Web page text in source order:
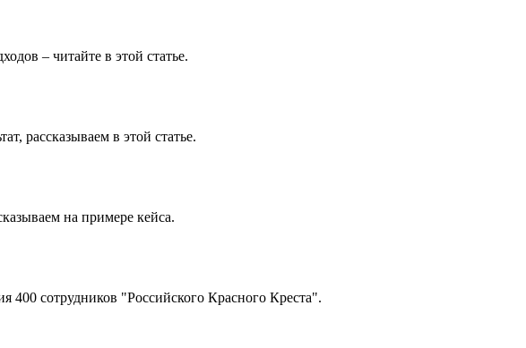
– читайте в этой статье.
рассказываем в этой статье.
на примере кейса.
400 сотрудников "Российского Красного Креста".